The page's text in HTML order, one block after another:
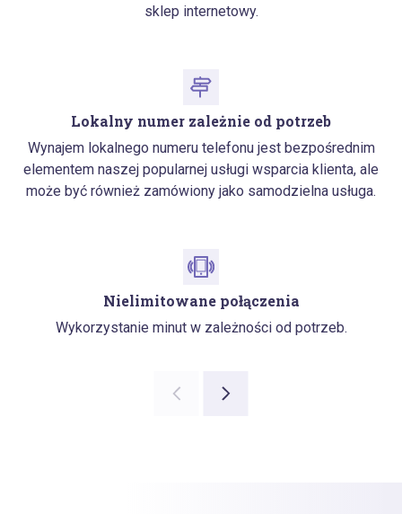
sklep internetowy.
Lokalny numer zależnie od potrzeb
Wynajem lokalnego numeru telefonu jest bezpośrednim
elementem naszej popularnej usługi wsparcia klienta, ale
może być również zamówiony jako samodzielna usługa.
Nielimitowane połączenia
Wykorzystanie minut w zależności od potrzeb.